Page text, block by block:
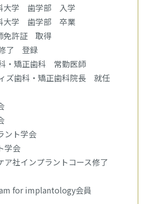
大学 歯学部 入学
大学 歯学部 卒業
免許証 取得
了 登録
・矯正歯科 常勤医師
ズ歯科・矯正歯科院長 就任
ント学会
学会
ア社インプラントコース修了
for implantology会員